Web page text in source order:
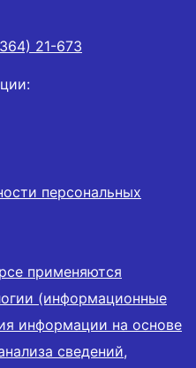
21-673
персональных
применяются
(информационные
информации на основе
сведений,